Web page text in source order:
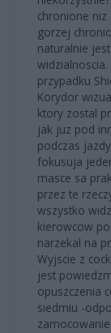
chronione niz
gorzej
naturalnie
przypadku
Korydor
ktory zostal
jak juz pod
podczas
fokusuja
masce sa
przez te
wszystko
kierowcow
narzekal na
Wyjscie z
jest
opuszczenia
siedmiu -